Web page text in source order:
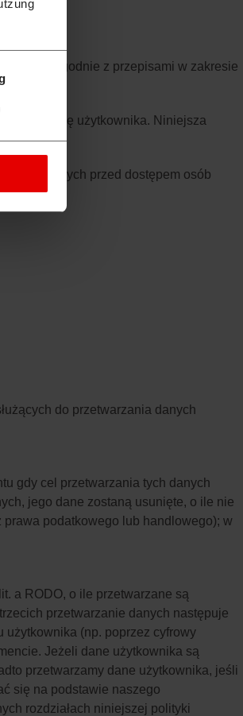
i zgodnie z przepisami w zakresie
osobę użytkownika. Niniejsza
danych przed dostępem osób
do przetwarzania danych
gdy cel przetwarzania tych danych
jego dane zostaną usunięte, o ile nie
podatkowego lub handlowego); w
a RODO, o ile przetwarzane są
przetwarzanie danych następuje
użytkownika (np. poprzez cyfrowy
Jeżeli dane użytkownika są
przetwarzamy dane użytkownika, jeśli
się na podstawie naszego
rozdziałach niniejszej polityki